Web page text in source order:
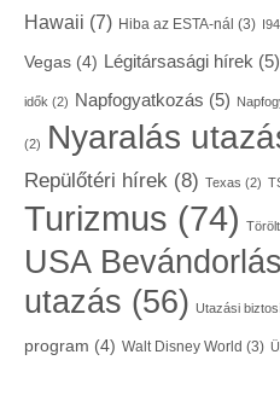
Hawaii (7) Hiba az ESTA-nál (3)
Vegas (4) Légitársasági hírek (5)
idők (2) Napfogyatkozás (5)
(2) Nyaralás
Repülőtéri hírek (8) Texas (2)
Turizmus (74)
USA Bevándorlás
utazás (56) Utazási
program (4) Walt Disney World (3)